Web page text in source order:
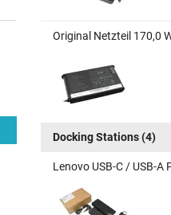
Original Netzteil 170,0
Docking Stations(4)
Lenovo USB-C / USB-